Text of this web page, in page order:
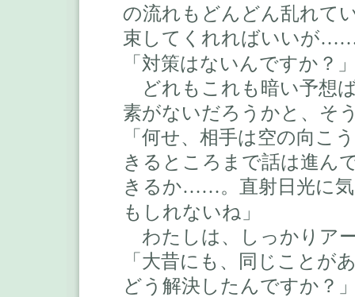
の流れもどんどん乱れて
束してくれればいいが
「対策はないんですか？
どれもこれも暗い予想
素がないだろうかと、そ
「何せ、相手は空の向こ
きるところまで話は進ん
きるか……。直射日光に
もしれないね」
わたしは、しっかりア
「大昔にも、同じこと
どう解決したんですか？